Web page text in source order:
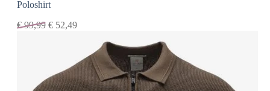
Poloshirt
€99,99 € 52,49